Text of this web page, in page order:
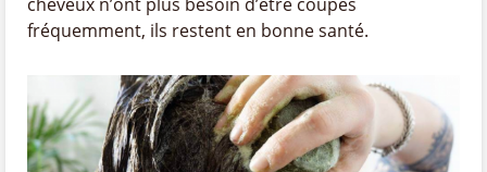
fréquemment, ils restent en bonne santé.